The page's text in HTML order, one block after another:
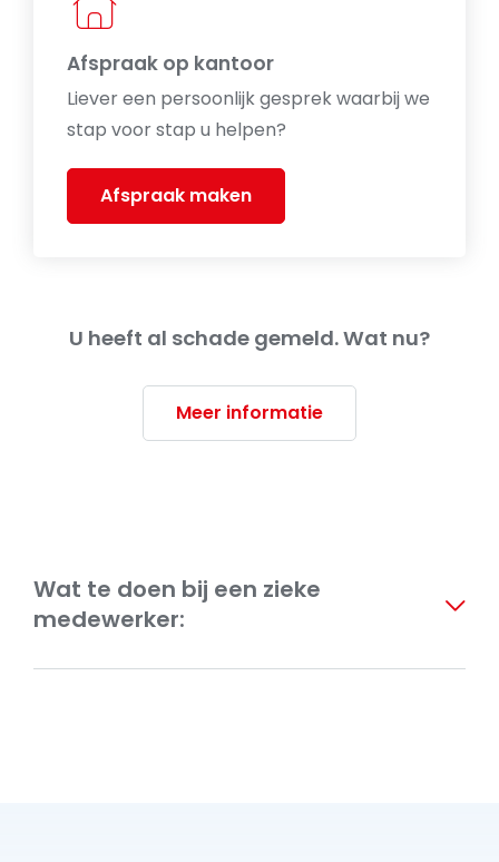
Afspraak op kantoor
Liever een persoonlijk gesprek waarbij we
stap voor stap u helpen?
Afspraak maken
U heeft al schade gemeld. Wat nu?
Meer informatie
Wat te doen bij een zieke
medewerker:
Meld dit direct bij de arbodienst of